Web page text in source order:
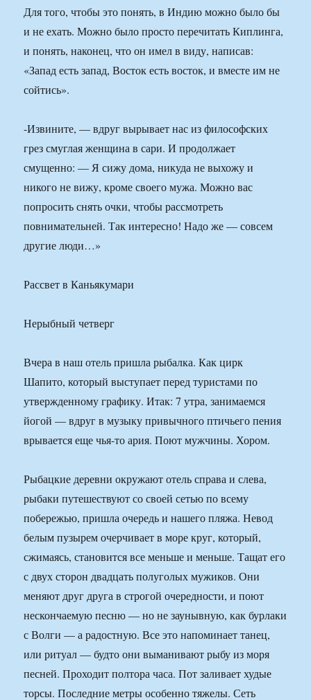
Для того, чтобы это понять, в Индию можно было бы
и не ехать. Можно было просто перечитать Киплинга,
и понять, наконец, что он имел в виду, написав:
«Запад есть запад, Восток есть восток, и вместе им не
сойтись».
-Извините, — вдруг вырывает нас из философских
грез смуглая женщина в сари. И продолжает
смущенно: — Я сижу дома, никуда не выхожу и
никого не вижу, кроме своего мужа. Можно вас
попросить снять очки, чтобы рассмотреть
повнимательней. Так интересно! Надо же — совсем
другие люди…»
Рассвет в Каньякумари
Нерыбный четверг
Вчера в наш отель пришла рыбалка. Как цирк
Шапито, который выступает перед туристами по
утвержденному графику. Итак: 7 утра, занимаемся
йогой — вдруг в музыку привычного птичьего пения
врывается еще чья-то ария. Поют мужчины. Хором.
Рыбацкие деревни окружают отель справа и слева,
рыбаки путешествуют со своей сетью по всему
побережью, пришла очередь и нашего пляжа. Невод
белым пузырем очерчивает в море круг, который,
сжимаясь, становится все меньше и меньше. Тащат его
с двух сторон двадцать полуголых мужиков. Они
меняют друг друга в строгой очередности, и поют
нескончаемую песню — но не заунывную, как бурлаки
с Волги — а радостную. Все это напоминает танец,
или ритуал — будто они выманивают рыбу из моря
песней. Проходит полтора часа. Пот заливает худые
торсы. Последние метры особенно тяжелы. Сеть